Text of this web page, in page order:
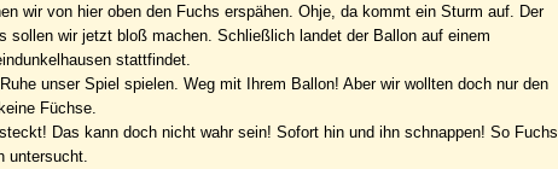
wir von hier oben den Fuchs erspähen. Ohje, da kommt ein Sturm auf. Der
wir jetzt bloß machen. Schließlich landet der Ballon auf einem
stattfindet.
unser Spiel spielen. Weg mit Ihrem Ballon! Aber wir wollten doch nur den
Füchse.
Das kann doch nicht wahr sein! Sofort hin und ihn schnappen! So Fuchs,
untersucht.